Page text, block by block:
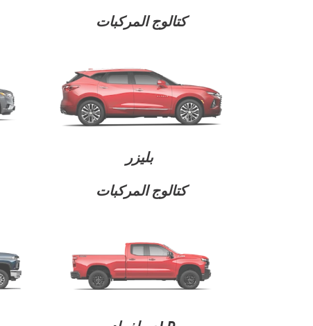
تاهو 2026
كابتيفا PHEV 2026
كتالوج المركبات
بليزر
كتالوج المركبات